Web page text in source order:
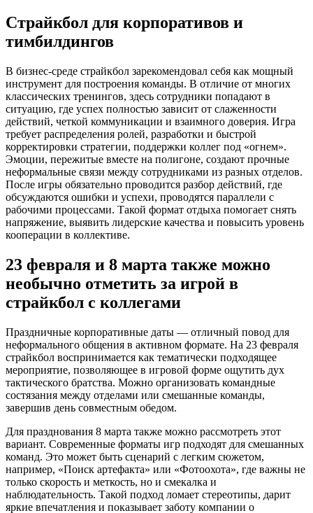
Страйкбол для корпоративов и
тимбилдингов
В бизнес-среде страйкбол зарекомендовал себя как мощный
инструмент для построения команды. В отличие от многих
классических тренингов, здесь сотрудники попадают в
ситуацию, где успех полностью зависит от слаженности
действий, четкой коммуникации и взаимного доверия. Игра
требует распределения ролей, разработки и быстрой
корректировки стратегии, поддержки коллег под «огнем».
Эмоции, пережитые вместе на полигоне, создают прочные
неформальные связи между сотрудниками из разных отделов.
После игры обязательно проводится разбор действий, где
обсуждаются ошибки и успехи, проводятся параллели с
рабочими процессами. Такой формат отдыха помогает снять
напряжение, выявить лидерские качества и повысить уровень
кооперации в коллективе.
23 февраля и 8 марта также можно
необычно отметить за игрой в
страйкбол с коллегами
Праздничные корпоративные даты — отличный повод для
неформального общения в активном формате. На 23 февраля
страйкбол воспринимается как тематически подходящее
мероприятие, позволяющее в игровой форме ощутить дух
тактического братства. Можно организовать командные
состязания между отделами или смешанные команды,
завершив день совместным обедом.
Для празднования 8 марта также можно рассмотреть этот
вариант. Современные форматы игр подходят для смешанных
команд. Это может быть сценарий с легким сюжетом,
например, «Поиск артефакта» или «Фотоохота», где важны не
только скорость и меткость, но и смекалка и
наблюдательность. Такой подход ломает стереотипы, дарит
яркие впечатления и показывает заботу компании о